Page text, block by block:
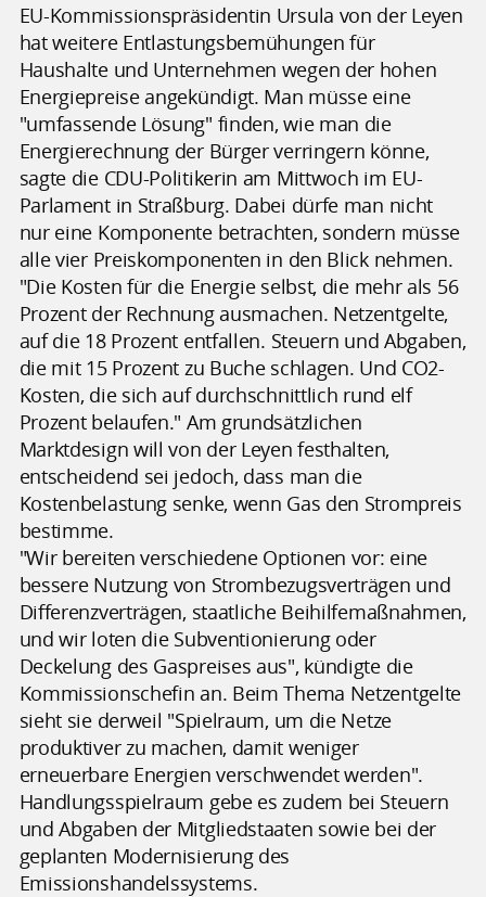
EU-Kommissionspräsidentin Ursula von der Leyen
hat weitere Entlastungsbemühungen für
Haushalte und Unternehmen wegen der hohen
Energiepreise angekündigt. Man müsse eine
"umfassende Lösung" finden, wie man die
Energierechnung der Bürger verringern könne,
sagte die CDU-Politikerin am Mittwoch im EU-
Parlament in Straßburg. Dabei dürfe man nicht
nur eine Komponente betrachten, sondern müsse
alle vier Preiskomponenten in den Blick nehmen.
"Die Kosten für die Energie selbst, die mehr als 56
Prozent der Rechnung ausmachen. Netzentgelte,
auf die 18 Prozent entfallen. Steuern und Abgaben,
die mit 15 Prozent zu Buche schlagen. Und CO2-
Kosten, die sich auf durchschnittlich rund elf
Prozent belaufen." Am grundsätzlichen
Marktdesign will von der Leyen festhalten,
entscheidend sei jedoch, dass man die
Kostenbelastung senke, wenn Gas den Strompreis
bestimme.
"Wir bereiten verschiedene Optionen vor: eine
bessere Nutzung von Strombezugsverträgen und
Differenzverträgen, staatliche Beihilfemaßnahmen,
und wir loten die Subventionierung oder
Deckelung des Gaspreises aus", kündigte die
Kommissionschefin an. Beim Thema Netzentgelte
sieht sie derweil "Spielraum, um die Netze
produktiver zu machen, damit weniger
erneuerbare Energien verschwendet werden".
Handlungsspielraum gebe es zudem bei Steuern
und Abgaben der Mitgliedstaaten sowie bei der
geplanten Modernisierung des
Emissionshandelssystems.